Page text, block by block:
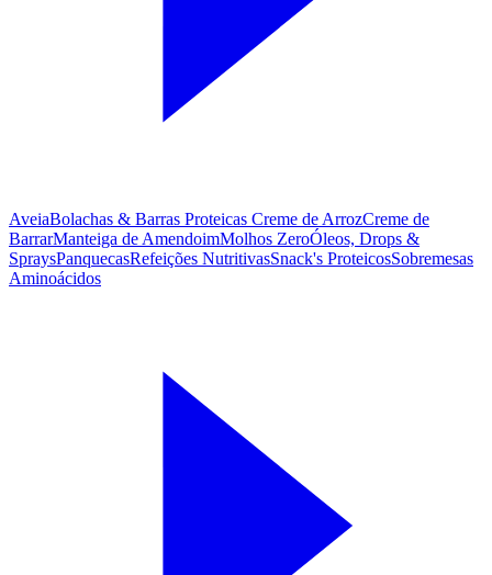
AveiaBolachas & Barras Proteicas Creme de ArrozCreme de
BarrarManteiga de AmendoimMolhos ZeroÓleos, Drops &
SpraysPanquecasRefeições NutritivasSnack's ProteicosSobremesas
Aminoácidos